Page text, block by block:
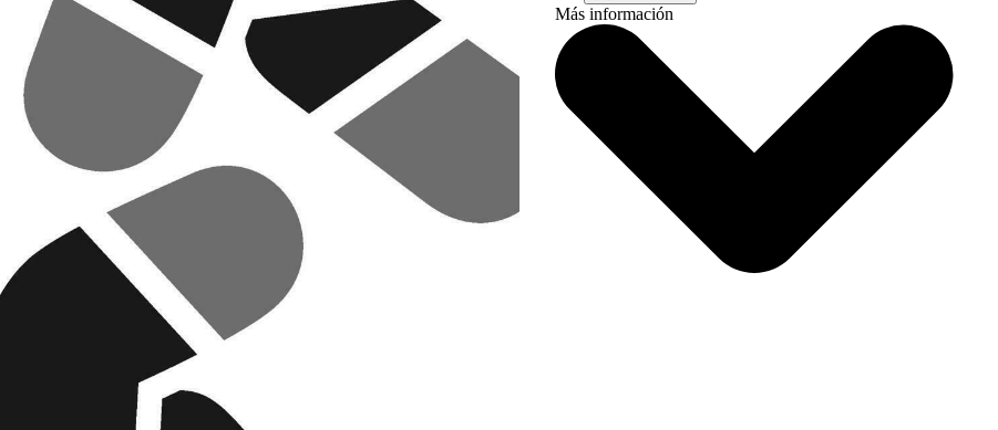
Más información